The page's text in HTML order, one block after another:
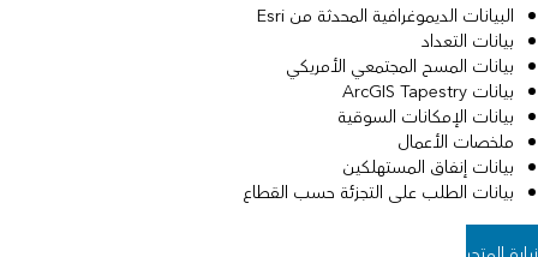
البيانات الديموغرافية المحدثة من Esri
بيانات التعداد
بيانات المسح المجتمعي الأمريكي
بيانات ArcGIS Tapestry
بيانات الإمكانات السوقية
ملخصات الأعمال
بيانات إنفاق المستهلكين
بيانات الطلب على التجزئة حسب القطاع